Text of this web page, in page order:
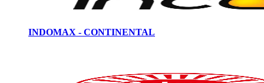
INDOMAX - CONTINENTAL